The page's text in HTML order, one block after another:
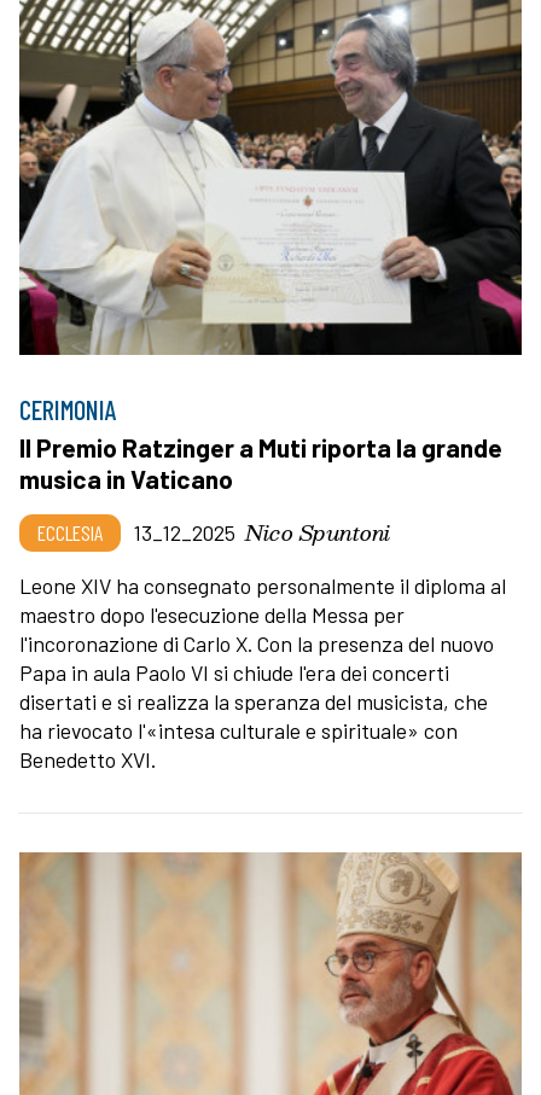
CERIMONIA
Il Premio Ratzinger a Muti riporta la grande
musica in Vaticano
ECCLESIA 13_12_2025 Nico Spuntoni
Leone XIV ha consegnato personalmente il diploma al
maestro dopo l'esecuzione della Messa per
l'incoronazione di Carlo X. Con la presenza del nuovo
Papa in aula Paolo VI si chiude l'era dei concerti
disertati e si realizza la speranza del musicista, che
ha rievocato l'«intesa culturale e spirituale» con
Benedetto XVI.